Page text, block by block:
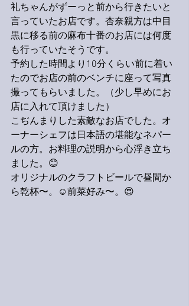
礼ちゃんがずーっと前から行きたいと
言っていたお店です。杏奈親方は中目
黒に移る前の麻布十番のお店には何度
も行っていたそうです。
予約した時間より10分くらい前に着い
たのでお店の前のベンチに座って写真
撮ってもらいました。（少し早めにお
店に入れて頂けました）
こぢんまりした素敵なお店でした。オ
ーナーシェフは日本語の堪能なネパー
ルの方。お料理の説明から心浮き立ち
ました。😊
オリジナルのクラフトビールで昼間か
ら乾杯〜。☺️前菜好み〜。😍